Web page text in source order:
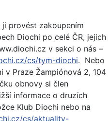
provést zakoupením
Diochi po celé ČR, jejich
v sekci o nás –
cs/tym-diochi. Nebo
v Praze Žampiónová 2, 104
obnovy si člen
informace o druzích
Klub Diochi nebo na
cs/aktuality-